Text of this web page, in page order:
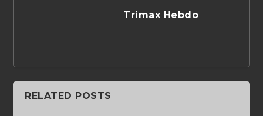
Trimax Hebdo
RELATED POSTS